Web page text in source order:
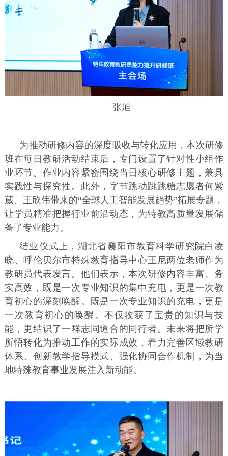
张旭
为推动研修内容的深度吸收与转化应用，本次研修
班在每日教研活动结束后，专门设置了针对性小组作
业环节。作业内容紧密围绕当日核心研修主题，兼具
实践性与探究性。此外，字节跳动跳跳糖志愿者何紫
葳、王欣伟带来的“全球人工智能发展趋势”拓展专题，
让学员精准把握行业前沿动态，为特教高质量发展储
备了专业能力。
结业仪式上，湖北省襄阳市教育科学研究院白凌
晓、呼伦贝尔市特殊教育指导中心王尼两位老师作为
教研员代表发言。他们表示，本次研修内容丰富、务
实高效，既是一次专业知识的集中充电，更是一次教
育初心的深刻唤醒。既是一次专业知识的充电，更是
一次教育初心的唤醒。不仅收获了宝贵的知识与技
能，更结识了一群志同道合的同行者。未来将把所学
所悟转化为推动工作的实际成效，着力完善区域教研
体系、创新教学指导模式、强化协同合作机制，为当
地特殊教育事业发展注入新动能。